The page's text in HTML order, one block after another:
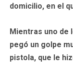
domicilio, en el
Mientras uno de
pegó un golpe
pistola, que le